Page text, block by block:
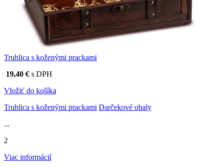
Truhlica s koženými prackami
19,40 € s DPH
Vložiť do košíka
Truhlica s koženými prackami Darčekové obaly
...
2
Viac informácií